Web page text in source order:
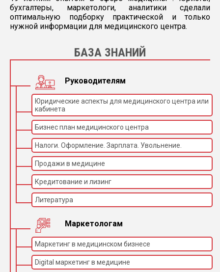
бухгалтеры, маркетологи, аналитики сделали
оптимальную подборку практической и только
нужной информации для медицинского центра.
БАЗА ЗНАНИЙ
Руководителям
Юридические аспекты для медицинского центра или
кабинета
Бизнес план медицинского центра
Налоги. Оформление. Зарплата. Увольнение.
Продажи в медицине
Кредитование и лизинг
Литература
Маркетологам
Маркетинг в медицинском бизнесе
Digital маркетинг в медицине